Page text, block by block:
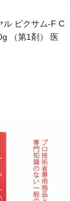
ル ピクサム-F C
（第1剤） 医